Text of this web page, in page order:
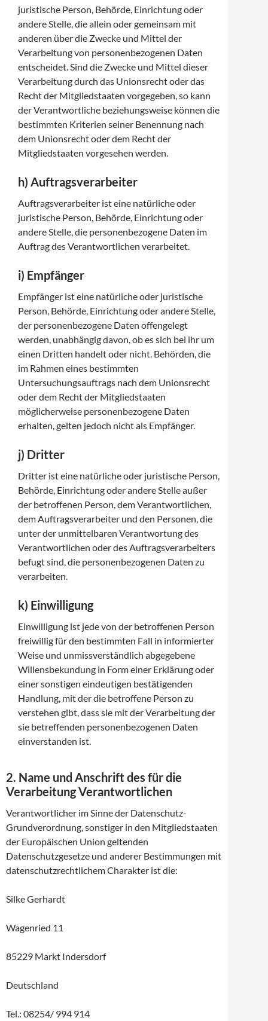
juristische Person, Behörde, Einrichtung oder
andere Stelle, die allein oder gemeinsam mit
anderen über die Zwecke und Mittel der
Verarbeitung von personenbezogenen Daten
entscheidet. Sind die Zwecke und Mittel dieser
Verarbeitung durch das Unionsrecht oder das
Recht der Mitgliedstaaten vorgegeben, so kann
der Verantwortliche beziehungsweise können die
bestimmten Kriterien seiner Benennung nach
dem Unionsrecht oder dem Recht der
Mitgliedstaaten vorgesehen werden.
h) Auftragsverarbeiter
Auftragsverarbeiter ist eine natürliche oder
juristische Person, Behörde, Einrichtung oder
andere Stelle, die personenbezogene Daten im
Auftrag des Verantwortlichen verarbeitet.
i) Empfänger
Empfänger ist eine natürliche oder juristische
Person, Behörde, Einrichtung oder andere Stelle,
der personenbezogene Daten offengelegt
werden, unabhängig davon, ob es sich bei ihr um
einen Dritten handelt oder nicht. Behörden, die
im Rahmen eines bestimmten
Untersuchungsauftrags nach dem Unionsrecht
oder dem Recht der Mitgliedstaaten
möglicherweise personenbezogene Daten
erhalten, gelten jedoch nicht als Empfänger.
j) Dritter
Dritter ist eine natürliche oder juristische Person,
Behörde, Einrichtung oder andere Stelle außer
der betroffenen Person, dem Verantwortlichen,
dem Auftragsverarbeiter und den Personen, die
unter der unmittelbaren Verantwortung des
Verantwortlichen oder des Auftragsverarbeiters
befugt sind, die personenbezogenen Daten zu
verarbeiten.
k) Einwilligung
Einwilligung ist jede von der betroffenen Person
freiwillig für den bestimmten Fall in informierter
Weise und unmissverständlich abgegebene
Willensbekundung in Form einer Erklärung oder
einer sonstigen eindeutigen bestätigenden
Handlung, mit der die betroffene Person zu
verstehen gibt, dass sie mit der Verarbeitung der
sie betreffenden personenbezogenen Daten
einverstanden ist.
2. Name und Anschrift des für die
Verarbeitung Verantwortlichen
Verantwortlicher im Sinne der Datenschutz-
Grundverordnung, sonstiger in den Mitgliedstaaten
der Europäischen Union geltenden
Datenschutzgesetze und anderer Bestimmungen mit
datenschutzrechtlichem Charakter ist die:
Silke Gerhardt
Wagenried 11
85229 Markt Indersdorf
Deutschland
Tel.: 08254/ 994 914